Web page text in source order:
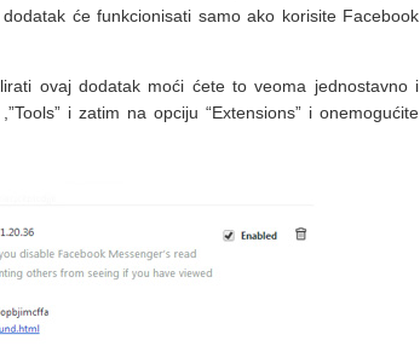
će funkcionisati samo ako korisite Facebook
ovaj dodatak moći ćete to veoma jednostavno i
i zatim na opciju “Extensions” i onemogućite